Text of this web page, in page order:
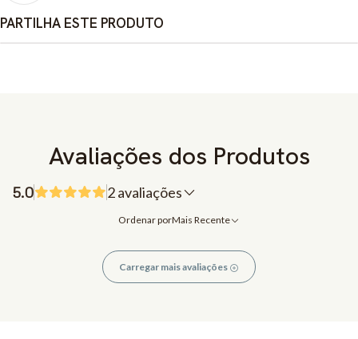
PARTILHA ESTE PRODUTO
Avaliações dos Produtos
5.0 2 avaliações
Ordenar porMais Recente
Carregar mais avaliações